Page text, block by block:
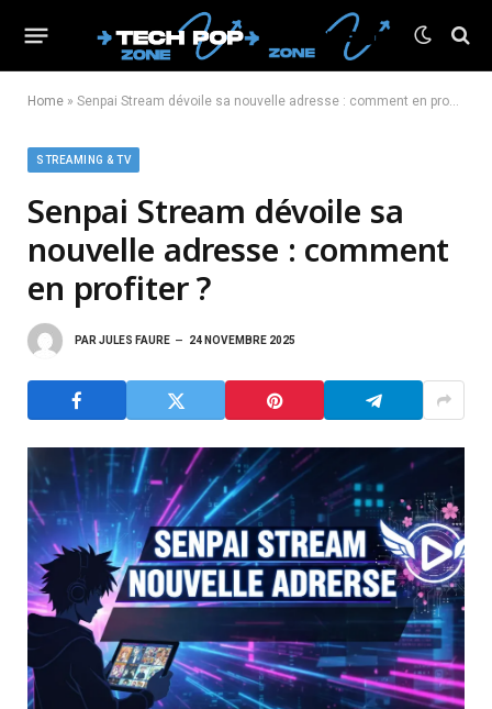
Home » Senpai Stream dévoile sa nouvelle adresse : comment en profiter ?
STREAMING & TV
Senpai Stream dévoile sa
nouvelle adresse : comment
en profiter ?
PAR JULES FAURE 24 NOVEMBRE 2025